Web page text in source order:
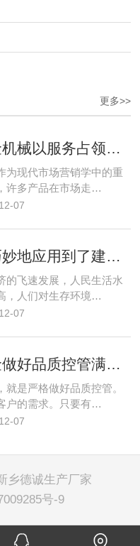
更多>>
为现代市场营销学中的重
许多产品在市场走…
07
的飞速发展，人民生活水
，人们对生存环境…
07
就是严格做好品质控管。
户的需求。只要有…
07
乡德诚生产厂家
号-9